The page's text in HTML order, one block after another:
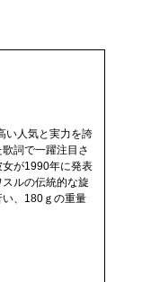
い人気と実力を誇
詞で一躍注目さ
が1990年に発表
ルの伝統的な旋
、180ｇの重量